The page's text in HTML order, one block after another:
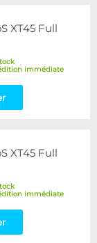
XT45 Full
immédiate
XT45 Full
immédiate